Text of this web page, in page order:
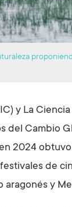
y La
del Cambio
2024
de
aragonés y